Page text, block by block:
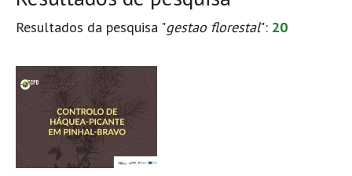
Resultados da pesquisa "gestao florestal": 20